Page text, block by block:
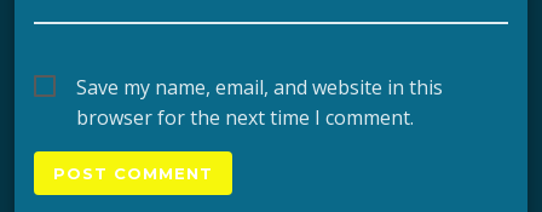
Save my name, email, and website in this
browser for the next time I comment.